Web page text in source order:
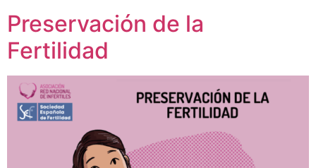
Preservación de la
Fertilidad